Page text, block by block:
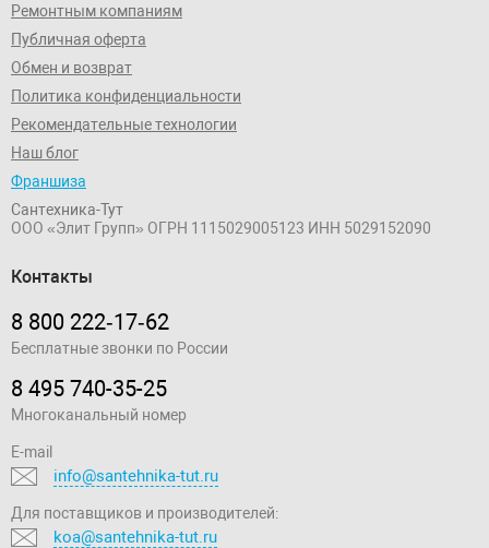
Ремонтным компаниям
Публичная оферта
Обмен и возврат
Политика конфиденциальности
Рекомендательные технологии
Наш блог
Франшиза
Сантехника-Тут
ООО «Элит Групп» ОГРН 1115029005123 ИНН 5029152090
Контакты
8 800 222‑17‑62
Бесплатные звонки по России
8 495 740-35-25
Многоканальный номер
E-mail
info@santehnika-tut.ru
Для поставщиков и производителей:
koa@santehnika-tut.ru